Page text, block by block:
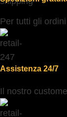
Per tutti gli
Assistenza 24/7
Il nostro